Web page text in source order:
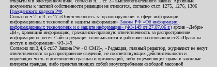
документы к частной собственности редакции не относятся, согласно ст.ст. 1275, 1276, 1306
Гражданского кодекса РФ
Согласно ч.2. п.3. ст.17 «Ответственность за правонарушения в сфере информации,
информационных технологий и защиты информации» Закона РФ «Об информации,
информационных технологиях и о защите информации» (ФЗ-149 от 27.07.06 г.) архив «Дебри-
ДВ», хранящий информацию, гражданско-правовую ответственность за распространение
информации не несет. Сайт и редакция основываются и работают на основании ст.8 «Право на
доступ к информации» ФЗ-149.
Согласно пп.3,4,6 ст.57 Закона РФ «О СМИ», «Редакция, главный редактор, журналист не несут
ответственности за распространение сведений, не соответствующих действительности и
порочащих честь и достоинство граждан и организаций, либо ущемляющих права и законные
интересы граждан, либо представляющих собой злоупотребление свободой массовой